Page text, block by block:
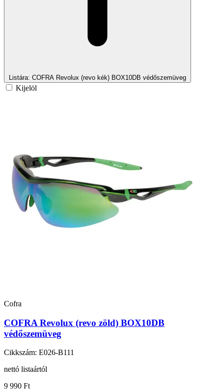
Listára: COFRA Revolux (revo kék) BOX10DB védőszemüveg
Kijelöl
Cofra
COFRA Revolux (revo zöld) BOX10DB
védőszemüveg
Cikkszám: E026-B111
nettó listaártól
9 990 Ft